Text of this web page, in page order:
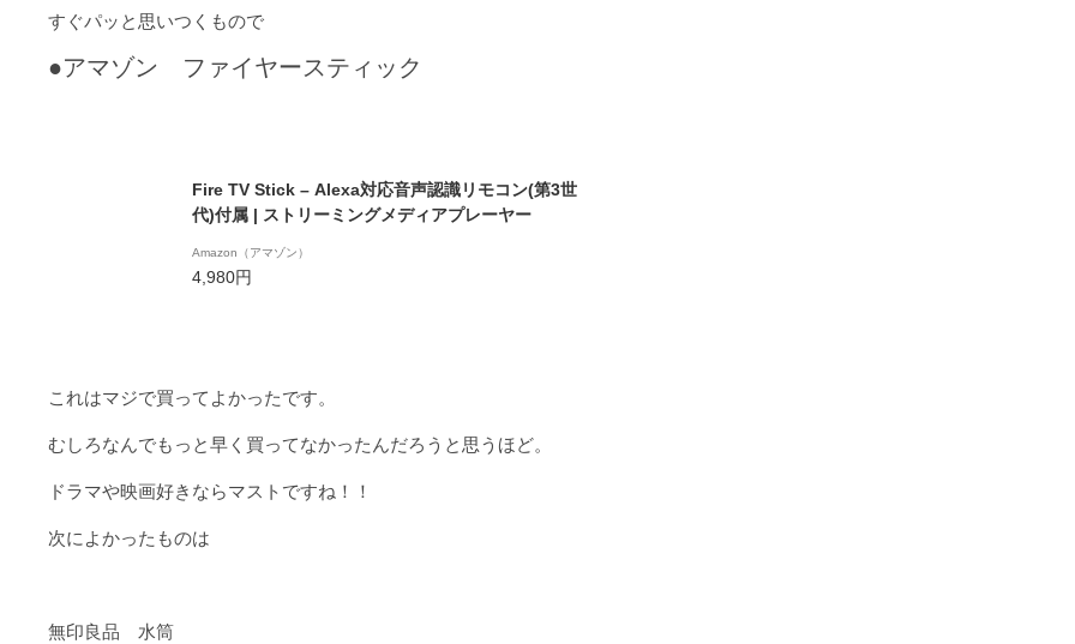
すぐパッと思いつくもので
●アマゾン ファイヤースティック
Fire TV Stick – Alexa対応音声認識リモコン(第3世
代)付属 | ストリーミングメディアプレーヤー
Amazon（アマゾン）
4,980円
これはマジで買ってよかったです。
むしろなんでもっと早く買ってなかったんだろうと思うほど。
ドラマや映画好きならマストですね！！
次によかったものは
無印良品 水筒